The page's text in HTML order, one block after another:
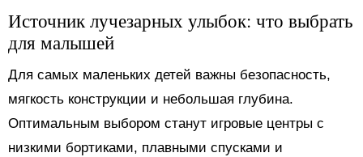
Источник лучезарных улыбок: что выбрать
для малышей
Для самых маленьких детей важны безопасность,
мягкость конструкции и небольшая глубина.
Оптимальным выбором станут игровые центры с
низкими бортиками, плавными спусками и